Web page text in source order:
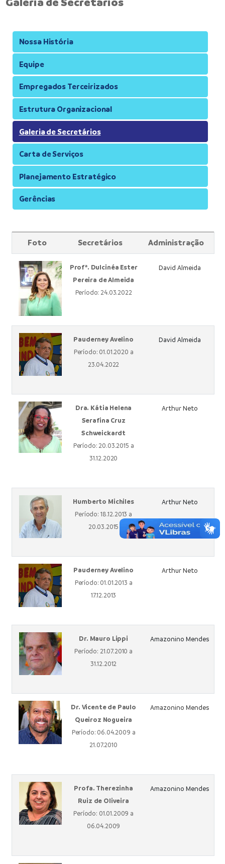
Nossa História
Equipe
Empregados Terceirizados
Estrutura Organizacional
Galeria de Secretários
Carta de Serviços
Planejamento Estratégico
Gerências
Foto Secretários Administração
Profª. Dulcinéa Ester
Pereira de Almeida
Período: 24.03.2022
David Almeida
Pauderney Avelino
Período: 01.01.2020 a
23.04.2022
David Almeida
Dra. Kátia Helena
Serafina Cruz
Schweickardt
Período: 20.03.2015 a
31.12.2020
Arthur Neto
Humberto Michiles
Período: 18.12.2013 a
20.03.2015
Arthur Neto
Pauderney Avelino
Período: 01.01.2013 a
17.12.2013
Arthur Neto
Dr. Mauro Lippi
Período: 21.07.2010 a
31.12.2012
Amazonino Mendes
Dr. Vicente de Paulo
Queiroz Nogueira
Período: 06.04.2009 a
21.07.2010
Amazonino Mendes
Profa. Therezinha
Ruiz de Oliveira
Período: 01.01.2009 a
06.04.2009
Amazonino Mendes